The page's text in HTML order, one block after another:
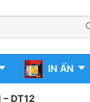
IN ẤN
DT12